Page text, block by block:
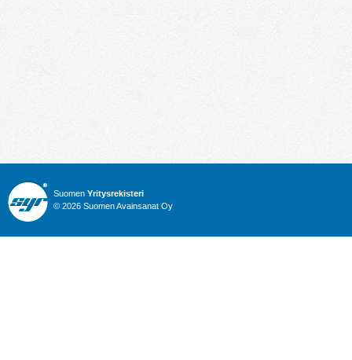
Suomen Yritysrekisteri
© 2026 Suomen Avainsanat Oy